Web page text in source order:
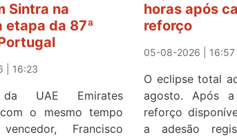
Sintra na
etapa da 87ª
| 16:23
UAE Emirates
o mesmo tempo
Francisco
horas após
reforço
05-08-2026 | 16:57
O eclipse total
agosto. Após
reforço
a adesão